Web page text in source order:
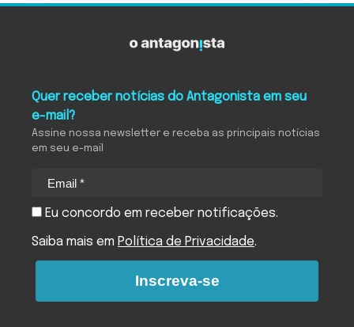
Quer receber notícias do Antagonista em seu
e-mail?
Assine nossa newsletter e receba as principais notícias
em seu e-mail
Eu concordo em receber notificações.
Saiba mais em Política de Privacidade.
Inscreva-se